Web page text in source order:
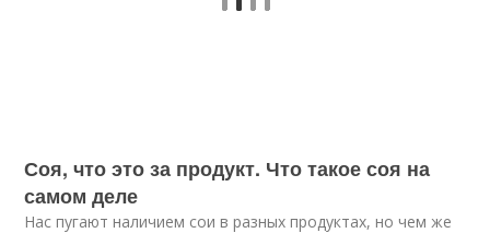
Соя, что это за продукт. Что такое соя на
самом деле
Нас пугают наличием сои в разных продуктах, но чем же